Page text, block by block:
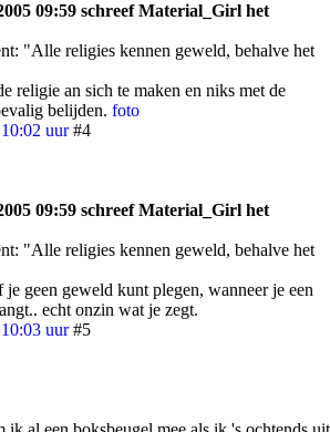
09:59 schreef Material_Girl het
"Alle religies kennen geweld, behalve het
religie an sich te maken en niks met de
belijden. foto
uur #4
09:59 schreef Material_Girl het
"Alle religies kennen geweld, behalve het
geen geweld kunt plegen, wanneer je een
echt onzin wat je zegt.
uur #5